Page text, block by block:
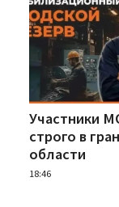
Участники
строго в
области
18:46